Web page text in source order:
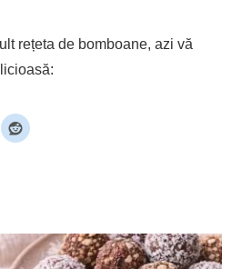
rețeta de bomboane, azi vă